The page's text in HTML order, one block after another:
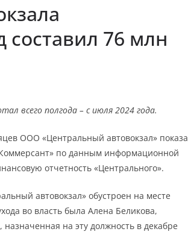
составил 76 млн
всего полгода – с июля 2024 года.
ООО «Центральный автовокзал» показа
по данным информационной
отчетность «Центрального».
автовокзал» обустроен на месте
во власть была Алена Беликова,
на эту должность в декабре